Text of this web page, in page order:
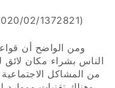
02/1372821)
ومن الواضح أن
الناس بشراء مكان لائق
من المشاكل